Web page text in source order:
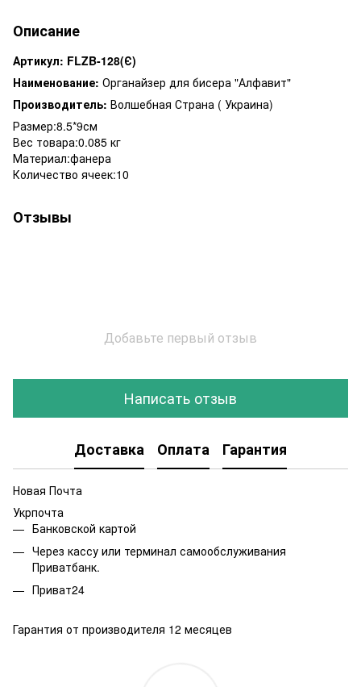
Описание
Артикул: FLZB-128(Є)
Наименование: Органайзер для бисера "Алфавит"
Производитель: Волшебная Страна ( Украина)
Размер:8.5*9см
Вес товара:0.085 кг
Материал:фанера
Количество ячеек:10
Отзывы
Добавьте первый отзыв
Написать отзыв
Доставка Оплата Гарантия
Новая Почта
Укрпочта
Банковской картой
Через кассу или терминал самообслуживания
Приватбанк.
Приват24
Гарантия от производителя 12 месяцев